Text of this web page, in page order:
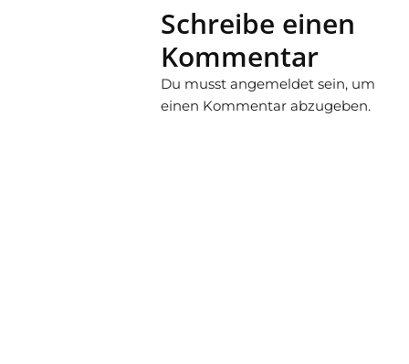
Schreibe einen
Kommentar
Du musst angemeldetsein, um
einen Kommentar abzugeben.